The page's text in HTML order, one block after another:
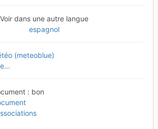
Voir dans une autre langue
espagnol
(meteoblue)
bon